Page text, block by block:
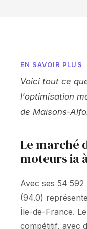
EN SAVOIR PLUS
Voici tout ce
l'optimisation
de Maisons-
Le marché
moteurs ia
Avec ses 54
(94.0)
Île-de-France.
compétitif, avec